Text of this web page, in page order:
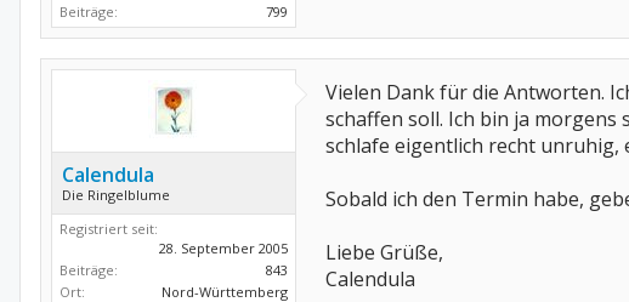
Beiträge:
799
Calendula
Die Ringelblume
Registriert seit:
28. September 2005
Beiträge:
843
Ort:
Nord-Württemberg
Vielen Dank für die Antworten.
schaffen soll. Ich bin ja morgens
schlafe eigentlich recht unruhig,
Sobald ich den Termin habe,
Liebe Grüße,
Calendula